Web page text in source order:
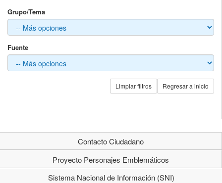
Grupo/Tema
Fuente
Regresar a inicio
Limpiar filtros
Contacto Ciudadano
Proyecto Personajes Emblemáticos
Sistema Nacional de Información (SNI)